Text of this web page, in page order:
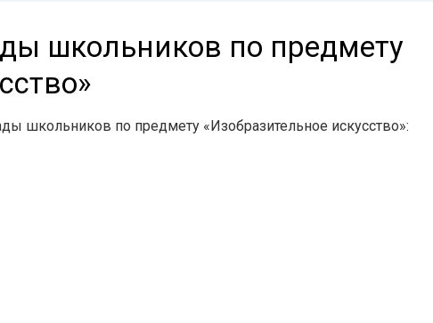
школьников по предмету
школьников по предмету «Изобразительное искусство»: